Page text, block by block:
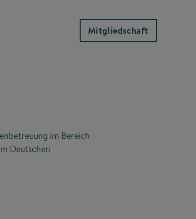
Mitgliedschaft
im Bereich
Deutschen